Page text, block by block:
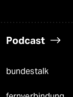
Podcast
bundestalk